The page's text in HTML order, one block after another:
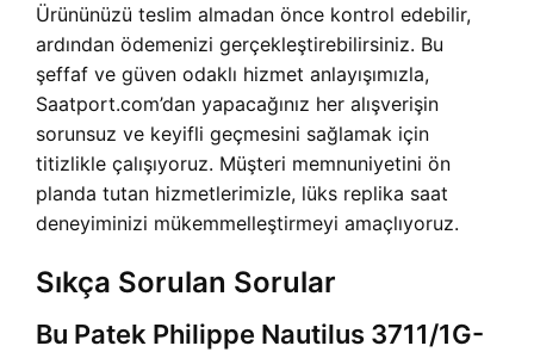
Ürününüzü teslim almadan önce kontrol edebilir,
ardından ödemenizi gerçekleştirebilirsiniz. Bu
şeffaf ve güven odaklı hizmet anlayışımızla,
Saatport.com’dan yapacağınız her alışverişin
sorunsuz ve keyifli geçmesini sağlamak için
titizlikle çalışıyoruz. Müşteri memnuniyetini ön
planda tutan hizmetlerimizle, lüks replika saat
deneyiminizi mükemmelleştirmeyi amaçlıyoruz.
Sıkça Sorulan Sorular
Bu Patek Philippe Nautilus 3711/1G-